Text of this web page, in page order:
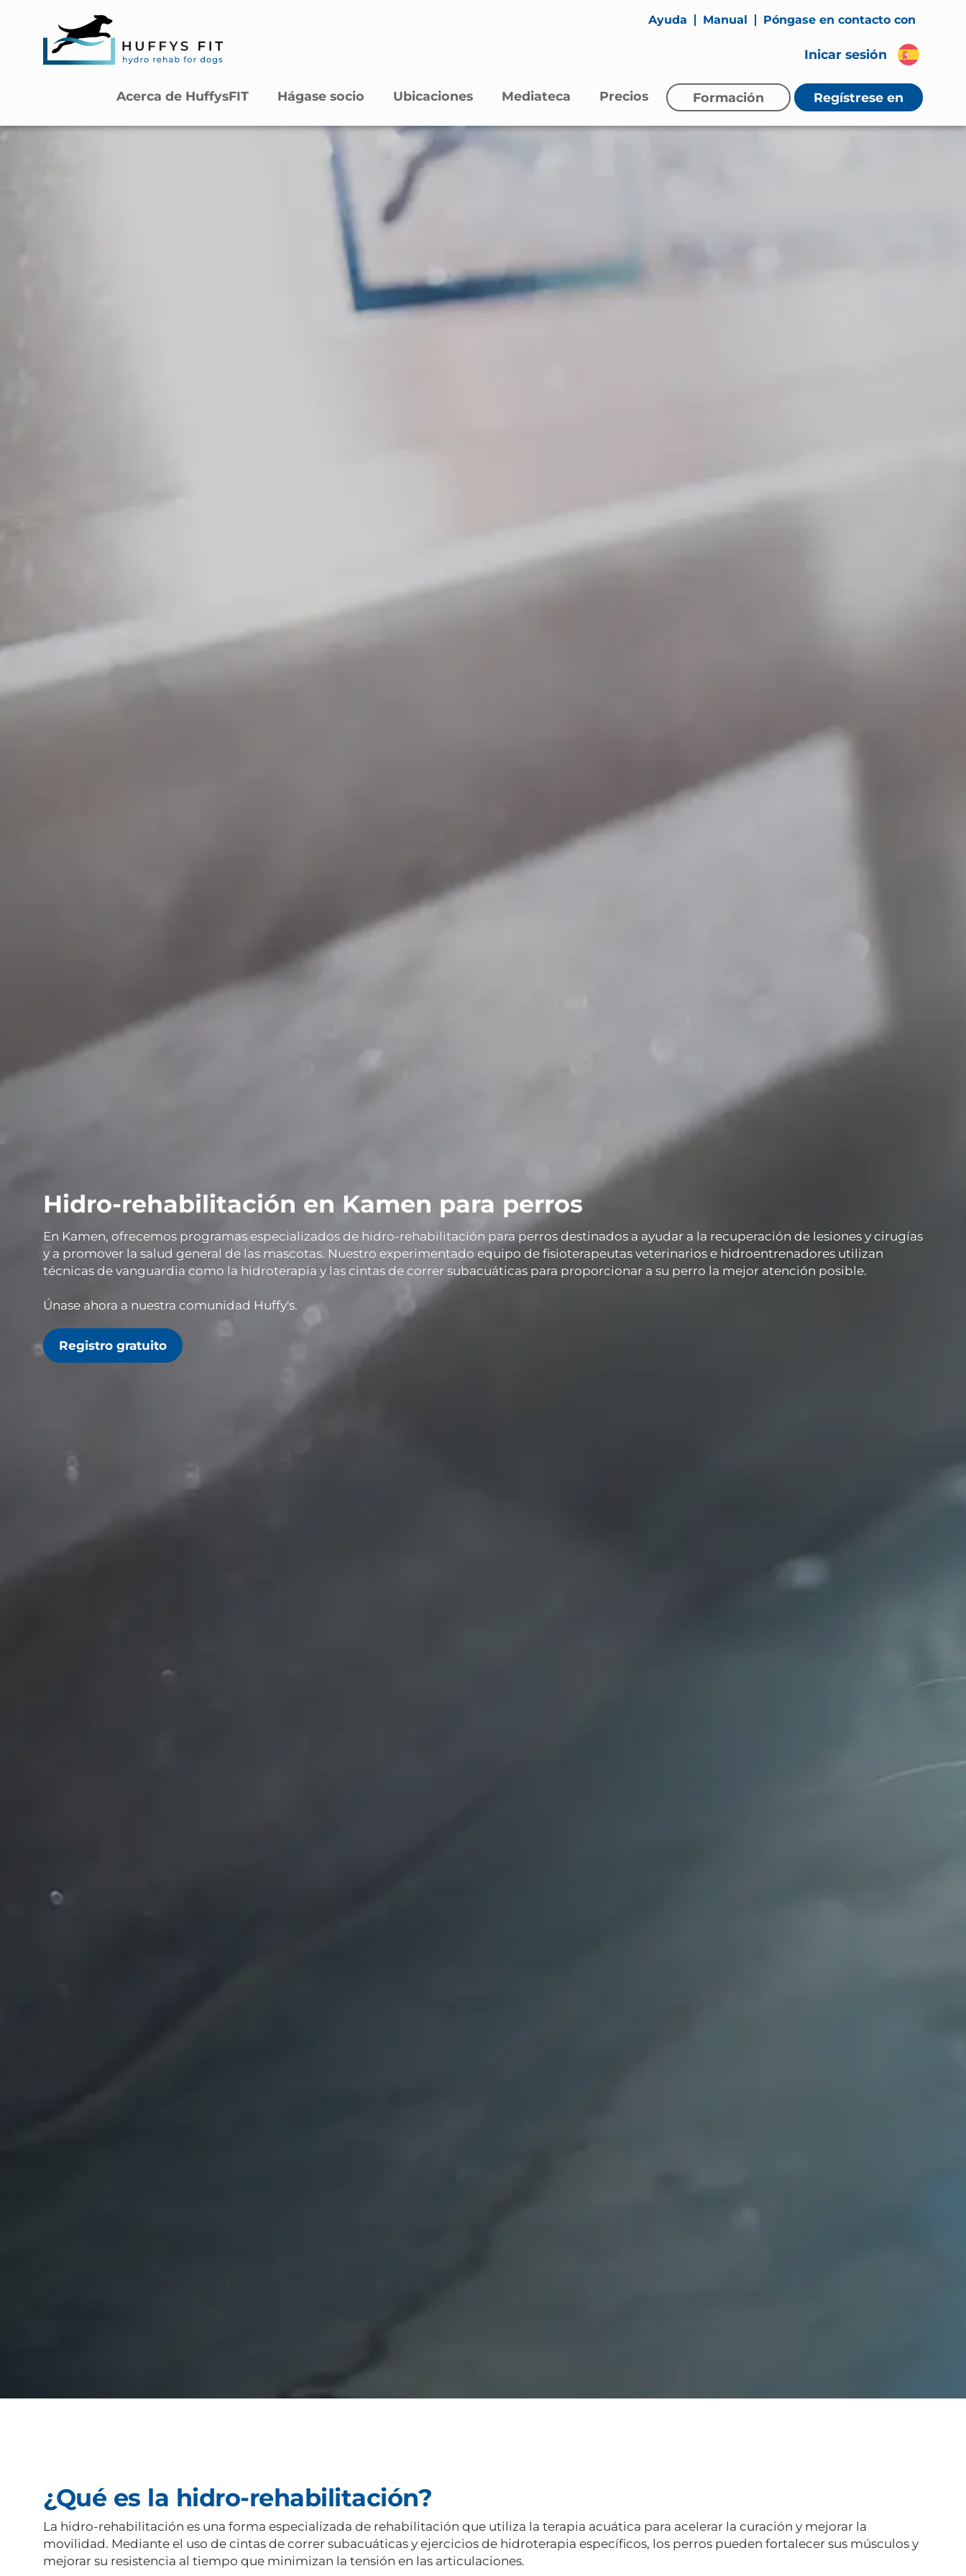
Ayuda Manual Póngase en contacto con
Inicar sesión
Acerca de HuffysFIT Hágase socio Ubicaciones Mediateca Precios Regístrese en
Formación
Hidro-rehabilitación en Kamen para perros
En Kamen, ofrecemos programas especializados de hidro-rehabilitación para perros destinados a ayudar a la recuperación de lesiones y cirugías
y a promover la salud general de las mascotas. Nuestro experimentado equipo de fisioterapeutas veterinarios e hidroentrenadores utilizan
técnicas de vanguardia como la hidroterapia y las cintas de correr subacuáticas para proporcionar a su perro la mejor atención posible.
Únase ahora a nuestra comunidad Huffy's.
Registro gratuito
¿Qué es la hidro-rehabilitación?
La hidro-rehabilitación es una forma especializada de rehabilitación que utiliza la terapia acuática para acelerar la curación y mejorar la
movilidad. Mediante el uso de cintas de correr subacuáticas y ejercicios de hidroterapia específicos, los perros pueden fortalecer sus músculos y
mejorar su resistencia al tiempo que minimizan la tensión en las articulaciones.